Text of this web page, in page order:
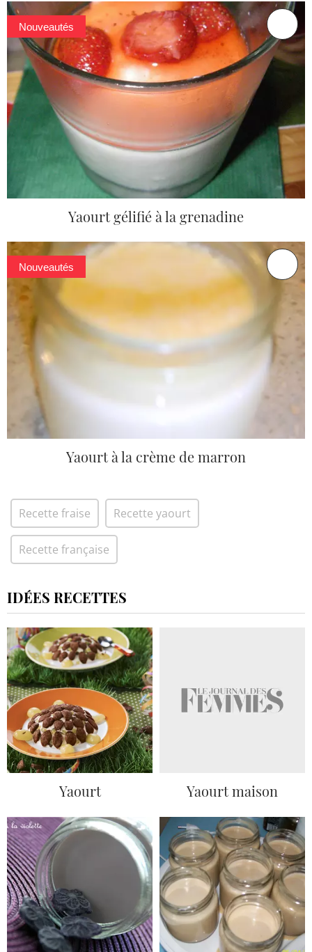
Nouveautés
Yaourt gélifié à la grenadine
Nouveautés
Yaourt à la crème de marron
Recette fraise Recette yaourt
Recette française
IDÉES RECETTES
Yaourt Yaourt maison